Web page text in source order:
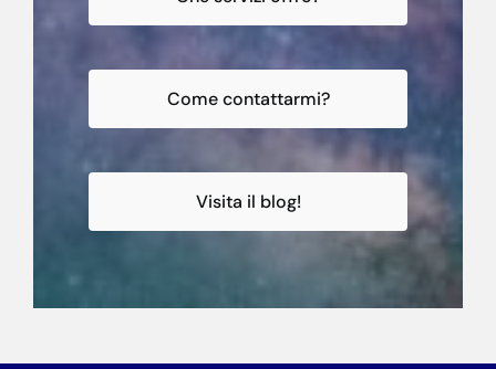
Come contattarmi?
Visita il blog!